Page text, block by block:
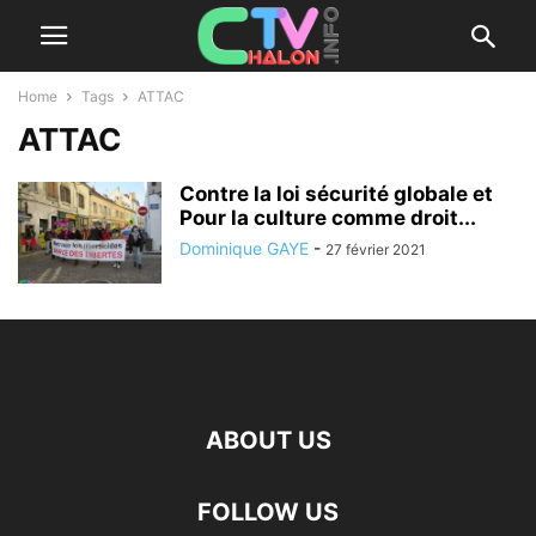
Home Tags ATTAC
ATTAC
Contre la loi sécurité globale et
Pour la culture comme droit...
Dominique GAYE - 27 février 2021
ABOUT US
FOLLOW US